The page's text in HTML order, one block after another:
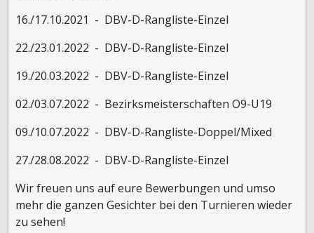
16./17.10.2021 - DBV-D-Rangliste-Einzel
22./23.01.2022 - DBV-D-Rangliste-Einzel
19./20.03.2022 - DBV-D-Rangliste-Einzel
02./03.07.2022 - Bezirksmeisterschaften O9-U19
09./10.07.2022 - DBV-D-Rangliste-Doppel/Mixed
27./28.08.2022 - DBV-D-Rangliste-Einzel
Wir freuen uns auf eure Bewerbungen und umso
mehr die ganzen Gesichter bei den Turnieren wieder
zu sehen!